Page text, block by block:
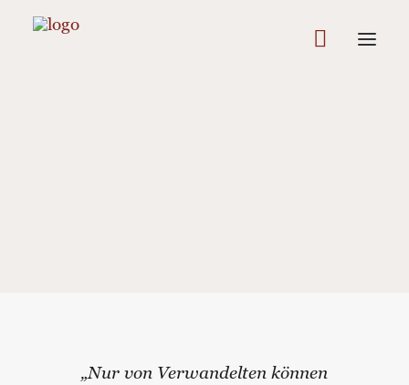
„Nur von Verwandelten können